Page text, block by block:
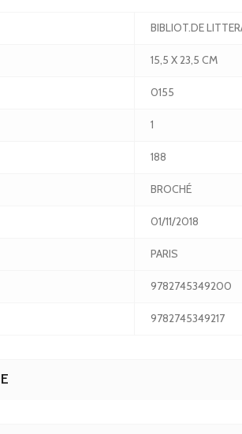
BIBLIOT.DE
15,5 X 23,5 CM
0155
1
188
BROCHÉ
01/11/2018
PARIS
9782745349200
9782745349217